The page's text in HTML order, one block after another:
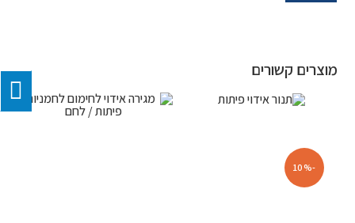
מוצרים קשורים
-10%